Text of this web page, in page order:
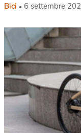
Bici 6 settembre